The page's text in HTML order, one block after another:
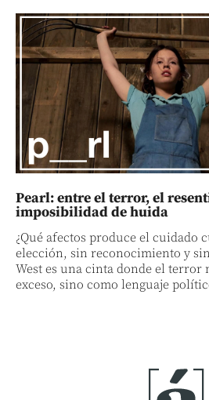
Pearl: entre el terror, el
imposibilidad de huida
¿Qué afectos produce el cuidado
elección, sin reconocimiento y
West es una cinta donde el terror
exceso, sino como lenguaje